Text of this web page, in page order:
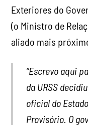
Exteriores do
(o Ministro de
aliado mais
“Escrevo aqui
da URSS
oficial do
Provisório. O